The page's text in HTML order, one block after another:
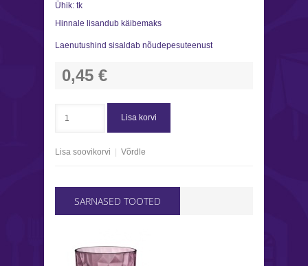
Ühik: tk
Hinnale lisandub käibemaks
Laenutushind sisaldab nõudepesuteenust
0,45 €
Lisa korvi
Lisa soovikorvi Võrdle
SARNASED TOOTED